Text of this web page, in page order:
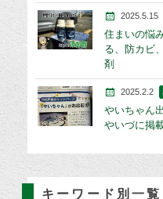
2025.5.15
住まいの悩
る、防カビ
剤
2025.2.2
やいちゃん
やいづに掲
キーワード別一覧